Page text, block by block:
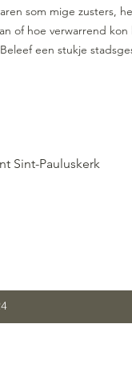
som mige zusters,
of hoe verwarrend
een stukje
Sint-Pauluskerk